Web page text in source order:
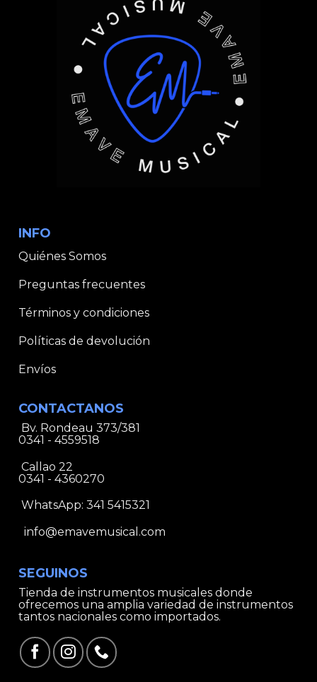
INFO
Quiénes Somos
Preguntas frecuentes
Términos y condiciones
Políticas de devolución
Envíos
CONTACTANOS
Bv. Rondeau 373/381
0341 - 4559518
Callao 22
0341 - 4360270
WhatsApp: 341 5415321
info@emavemusical.com
SEGUINOS
Tienda de instrumentos musicales donde
ofrecemos una amplia variedad de instrumentos
tantos nacionales como importados.